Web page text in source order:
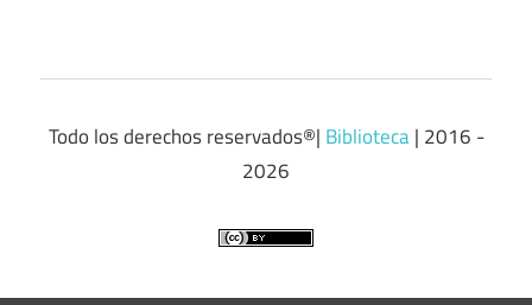
Todo los derechos reservados®| Biblioteca| 2016 -
2026